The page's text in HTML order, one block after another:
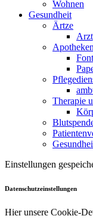
Wohnen
Gesundheit
Ärtze
Apotheken
Therapie
Einstellungen
Datenschutzeinstellungen
Hier unsere Cookie-